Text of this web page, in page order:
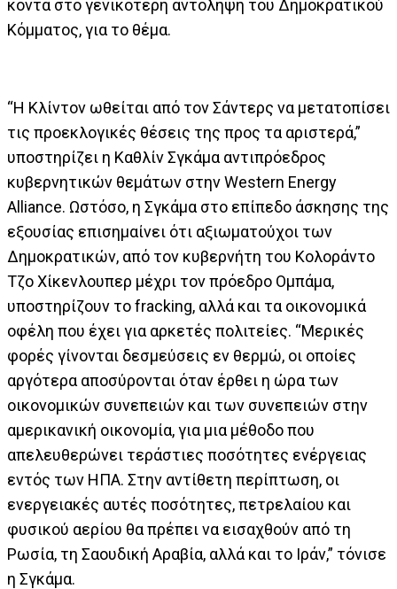
κοντά στο γενικότερη αντόληψη του Δημοκρατικού
Κόμματος, για το θέμα.
“Η Κλίντον ωθείται από τον Σάντερς να μετατοπίσει
τις προεκλογικές θέσεις της προς τα αριστερά,”
υποστηρίζει η Καθλίν Σγκάμα αντιπρόεδρος
κυβερνητικών θεμάτων στην Western Energy
Alliance. Ωστόσο, η Σγκάμα στο επίπεδο άσκησης της
εξουσίας επισημαίνει ότι αξιωματούχοι των
Δημοκρατικών, από τον κυβερνήτη του Κολοράντο
Τζο Χίκενλουπερ μέχρι τον πρόεδρο Ομπάμα,
υποστηρίζουν το fracking, αλλά και τα οικονομικά
οφέλη που έχει για αρκετές πολιτείες. “Μερικές
φορές γίνονται δεσμεύσεις εν θερμώ, οι οποίες
αργότερα αποσύρονται όταν έρθει η ώρα των
οικονομικών συνεπειών και των συνεπειών στην
αμερικανική οικονομία, για μια μέθοδο που
απελευθερώνει τεράστιες ποσότητες ενέργειας
εντός των ΗΠΑ. Στην αντίθετη περίπτωση, οι
ενεργειακές αυτές ποσότητες, πετρελαίου και
φυσικού αερίου θα πρέπει να εισαχθούν από τη
Ρωσία, τη Σαουδική Αραβία, αλλά και το Ιράν,” τόνισε
η Σγκάμα.